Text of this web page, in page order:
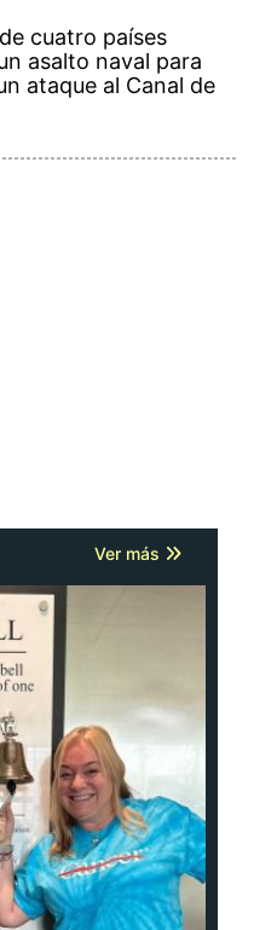
cuatro países
asalto naval para
ataque al Canal de
Ver más